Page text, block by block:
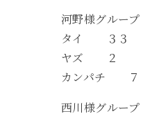
河野様グループ
タイ ３３
ヤズ ２
カンパチ ７
西川様グループ